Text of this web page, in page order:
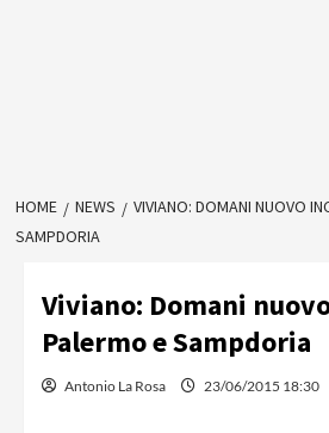
HOME NEWS
VIVIANO: DOMANI NUOVO
SAMPDORIA
Viviano: Domani
Palermo e Sampdoria
Antonio La Rosa 23/06/2015 18:30